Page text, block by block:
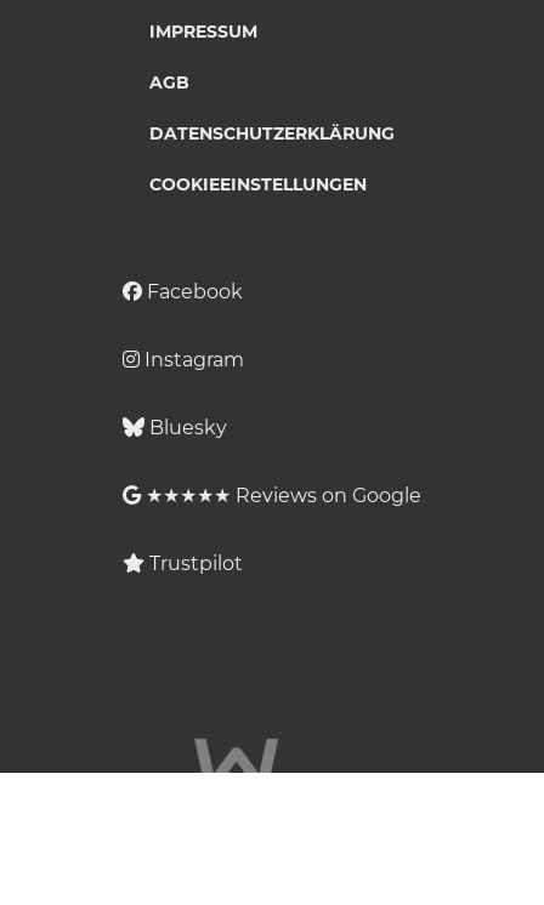
IMPRESSUM
AGB
DATENSCHUTZERKLÄRUNG
COOKIEEINSTELLUNGEN
Facebook
Instagram
Bluesky
★★★★★ Reviews on Google
Trustpilot